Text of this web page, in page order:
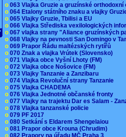
o 063 Vlajka Gruzie a gruzínské
o 064 Etalony státního znaku a vlajky
o 065 Vlajky Gruzie, Tbilisi a EU
o 066 Vlajka Střediska vexilologických
o 067 vlajka strany "Aliance gruzínských
o 068 Vlajky na pevnosti San Domingo v
o 069 Prapor Řádu maltézských rytířů
o 070 Znak a vlajka Vrútek (Slovensko)
o 071 Vlajka obce Vyšní Lhoty (FM)
o 072 Vlajka obce Nošovice (FM)
o 073 Vlajky Tanzanie a Zanzibaru
o 074 Vlajka Revoluční strany Tanzanie
o 075 Vlajka CHADEMA
o 076 Vlajka Jednotné občanské fronty
o 077 Vlajky na trajektu Dar es Salam -
o 078 Vlajka tanzanské policie
o 079 PF 2017
o 080 Setkání s Eldarem Shengelaiou
o 081 Prapor obce Krouna (Chrudim)
o 082 Prapory na úřadu MČ Praha 3